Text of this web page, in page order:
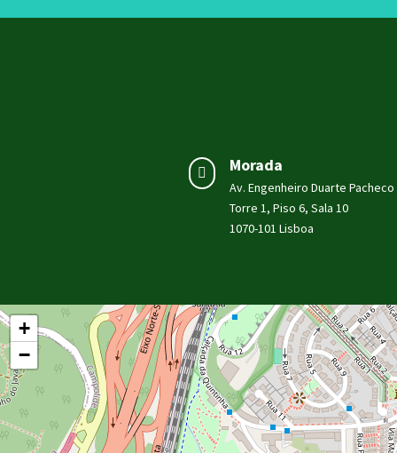
 Morada
Av. Engenheiro Duarte Pacheco
Torre 1, Piso 6, Sala 10
1070-101 Lisboa
+
−